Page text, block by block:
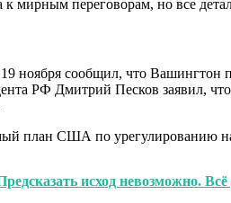
к мирным переговорам, но все
ноября сообщил, что
РФ Дмитрий Песков заявил,
план США по урегулированию
исход невозможно.